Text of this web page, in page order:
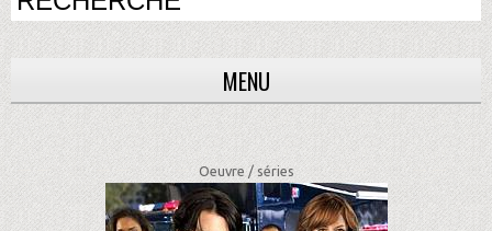
MENU
Oeuvre /séries